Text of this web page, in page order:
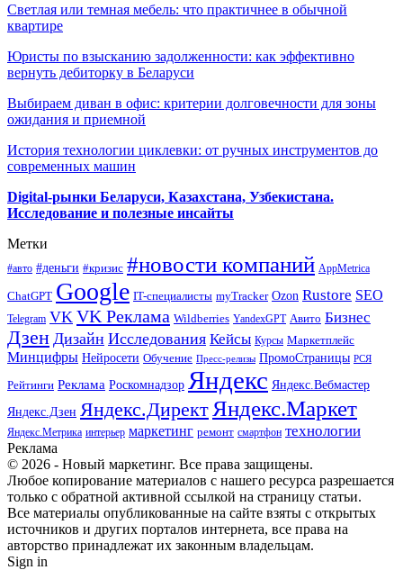
Светлая или темная мебель: что практичнее в обычной
квартире
Юристы по взысканию задолженности: как эффективно
вернуть дебиторку в Беларуси
Выбираем диван в офис: критерии долговечности для зоны
ожидания и приемной
История технологии циклевки: от ручных инструментов до
современных машин
Digital-рынки Беларуси, Казахстана, Узбекистана.
Исследование и полезные инсайты
Метки
#авто #деньги #кризис #новости компаний AppMetrica
ChatGPT Google IT-специалисты myTracker Ozon Rustore SEO
Telegram VK VK Реклама Wildberries YandexGPT Авито Бизнес
Дзен Дизайн Исследования Кейсы Курсы Маркетплейс
Минцифры Нейросети Обучение Пресс-релизы ПромоСтраницы РСЯ
Рейтинги Реклама Роскомнадзор Яндекс Яндекс.Вебмастер
Яндекс.Дзен Яндекс.ДиректЯндекс.Маркет
Яндекс.Метрика интерьер маркетинг ремонт смартфон технологии
Реклама
© 2026 - Новый маркетинг. Все права защищены.
Любое копирование материалов с нашего ресурса разрешается
только с обратной активной ссылкой на страницу статьи.
Все материалы опубликованные на сайте взяты с открытых
источников и других порталов интернета, все права на
авторство принадлежат их законным владельцам.
Sign in